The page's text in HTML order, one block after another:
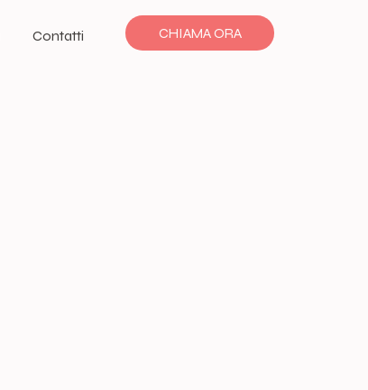
Contatti CHIAMA ORA